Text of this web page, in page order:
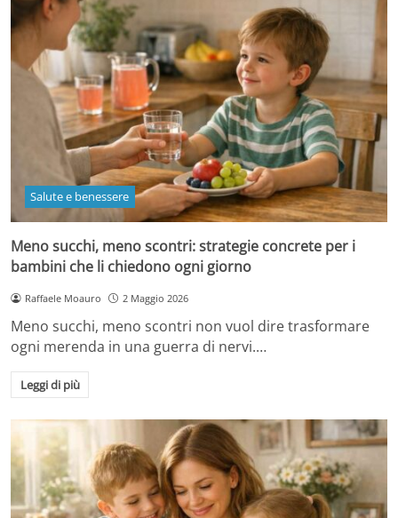
Salute e benessere
Meno succhi, meno scontri: strategie concrete per i
bambini che li chiedono ogni giorno
Raffaele Moauro 2 Maggio 2026
Meno succhi, meno scontri non vuol dire trasformare
ogni merenda in una guerra di nervi.…
Leggi di più